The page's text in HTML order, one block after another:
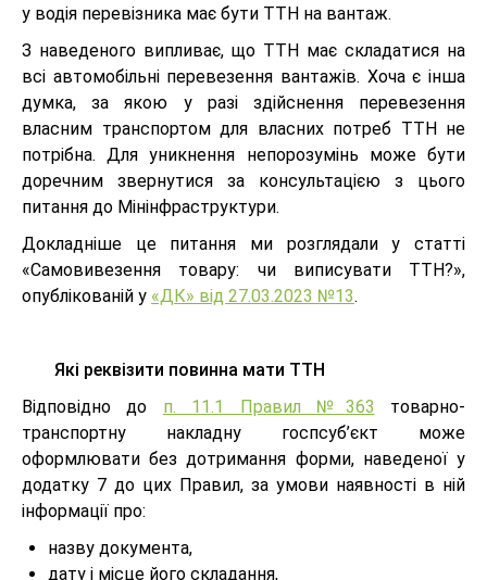
у водія перевізника має бути ТТН на вантаж.
З наведеного випливає, що ТТН має складатися на
всі автомобільні перевезення вантажів. Хоча є інша
думка, за якою у разі здійснення перевезення
власним транспортом для власних потреб ТТН не
потрібна. Для уникнення непорозумінь може бути
доречним звернутися за консультацією з цього
питання до Мінінфраструктури.
Докладніше це питання ми розглядали у статті
«Самовивезення товару: чи виписувати ТТН?»,
опублікованій у «ДК» від 27.03.2023 №13.
Які реквізити повинна мати ТТН
Відповідно до п. 11.1 Правил №363 товарно-
транспортну накладну госпсуб’єкт може
оформлювати без дотримання форми, наведеної у
додатку 7 до цих Правил, за умови наявності в ній
інформації про:
назву документа,
дату і місце його складання,